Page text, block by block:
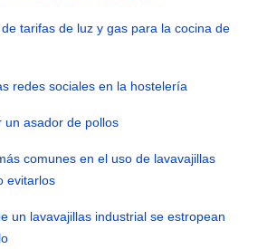
tarifas de luz y gas para la cocina de
redes sociales en la hostelería
un asador de pollos
comunes en el uso de lavavajillas
evitarlos
un lavavajillas industrial se estropean